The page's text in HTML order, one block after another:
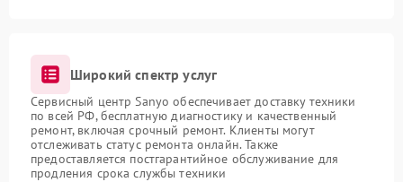
Широкий спектр услуг
Сервисный центр Sanyo обеспечивает доставку техники
по всей РФ, бесплатную диагностику и качественный
ремонт, включая срочный ремонт. Клиенты могут
отслеживать статус ремонта онлайн. Также
предоставляется постгарантийное обслуживание для
продления срока службы техники